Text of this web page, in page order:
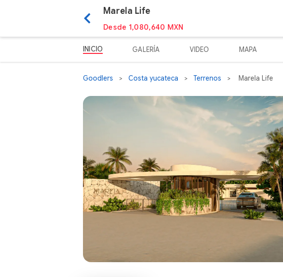
Marela Life
Desde 1,080,640 MXN
INICIO GALERÍA VIDEO MAPA
Goodlers Costa yucateca Terrenos Marela Life